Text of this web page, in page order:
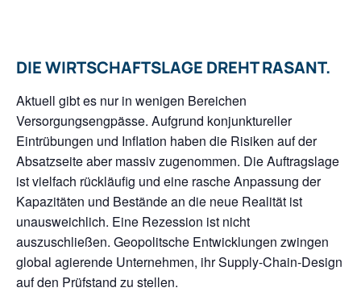
DIE WIRTSCHAFTSLAGE DREHT RASANT.
Aktuell gibt es nur in wenigen Bereichen
Versorgungsengpässe. Aufgrund konjunktureller
Eintrübungen und Inflation haben die Risiken auf der
Absatzseite aber massiv zugenommen. Die Auftragslage
ist vielfach rückläufig und eine rasche Anpassung der
Kapazitäten und Bestände an die neue Realität ist
unausweichlich. Eine Rezession ist nicht
auszuschließen. Geopolitsche Entwicklungen zwingen
global agierende Unternehmen, ihr Supply-Chain-Design
auf den Prüfstand zu stellen.